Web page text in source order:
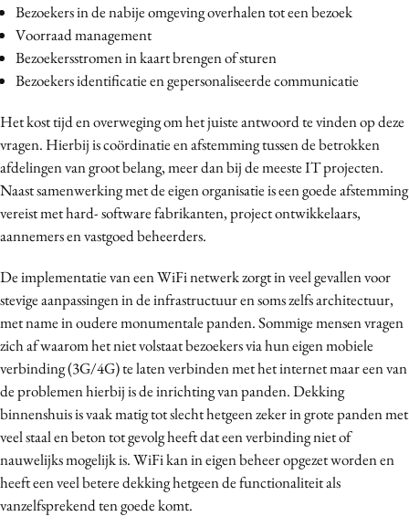
Bezoekers in de nabije omgeving overhalen tot een bezoek
Voorraad management
Bezoekersstromen in kaart brengen of sturen
Bezoekers identificatie en gepersonaliseerde communicatie
Het kost tijd en overweging om het juiste antwoord te vinden op deze
vragen. Hierbij is coördinatie en afstemming tussen de betrokken
afdelingen van groot belang, meer dan bij de meeste IT projecten.
Naast samenwerking met de eigen organisatie is een goede afstemming
vereist met hard- software fabrikanten, project ontwikkelaars,
aannemers en vastgoed beheerders.
De implementatie van een WiFi netwerk zorgt in veel gevallen voor
stevige aanpassingen in de infrastructuur en soms zelfs architectuur,
met name in oudere monumentale panden.Sommige mensen vragen
zich af waarom het niet volstaat bezoekers via hun eigen mobiele
verbinding (3G/4G) te laten verbinden met het internet maar een van
de problemen hierbij is de inrichting van panden. Dekking
binnenshuis is vaak matig tot slecht hetgeen zeker in grote panden met
veel staal en beton tot gevolg heeft dat een verbinding niet of
nauwelijks mogelijk is.WiFi kan in eigen beheer opgezet worden en
heeft een veel betere dekking hetgeen de functionaliteit als
vanzelfsprekend ten goede komt.